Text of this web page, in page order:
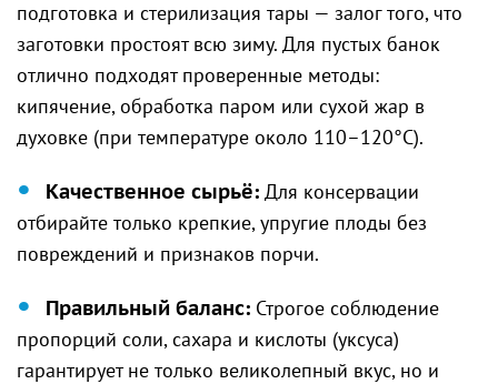
подготовка и стерилизация тары — залог того, что
заготовки простоят всю зиму. Для пустых банок
отлично подходят проверенные методы:
кипячение, обработка паром или сухой жар в
духовке (при температуре около 110–120°C).
Качественное сырьё: Для консервации
отбирайте только крепкие, упругие плоды без
повреждений и признаков порчи.
Правильный баланс: Строгое соблюдение
пропорций соли, сахара и кислоты (уксуса)
гарантирует не только великолепный вкус, но и